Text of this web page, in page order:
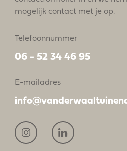
mogelijk contact met je op.
Telefoonnummer
06 - 52 34 46 95
E-mailadres